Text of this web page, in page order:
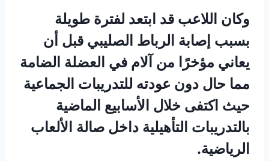
وكان اللاعب قد ابتعد لفترة طويلة
بسبب إصابة الرباط الصليبي قبل أن
يعاني مؤخرًا من آلام في العضلة الضامة
مما حال دون عودته للتدريبات الجماعية
حيث اكتفى خلال الأسابيع الماضية
بالتدريبات التأهيلية داخل صالة الألعاب
الرياضية.